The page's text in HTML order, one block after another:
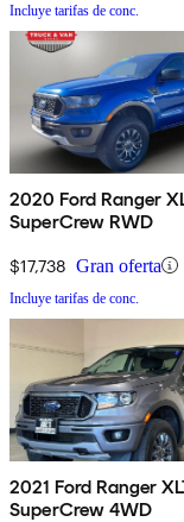
Incluye tarifas de conc.
2020 Ford Ranger
SuperCrew RWD
$17,738 Gran oferta
Incluye tarifas de conc.
2021 Ford Ranger
SuperCrew 4WD